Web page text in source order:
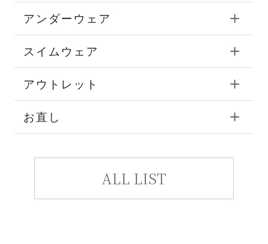
アンダーウェア
スイムウェア
アウトレット
お直し
ALL LIST